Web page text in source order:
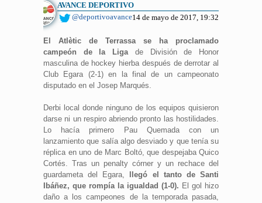
AVANCE DEPORTIVO
@deportivoavance14 de mayo de 2017, 19:32
El Atlètic de Terrassa se ha proclamado
campeón de la Ligade División de Honor
masculina de hockey hierba después de derrotar al
Club Egara (2-1) en la final de un campeonato
disputado en el Josep Marqués.
Derbi local donde ninguno de los equipos quisieron
darse ni un respiro abriendo pronto las hostilidades.
Lo hacía primero Pau Quemada con un
lanzamiento que salía algo desviado y que tenía su
réplica en uno de Marc Boltó, que despejaba Quico
Cortés. Tras un penalty córner y un rechace del
guardameta del Egara,
llegó el tanto de Santi
Ibáñez, que rompía la igualdad (1-0). El gol hizo
daño a los campeones de la temporada pasada,